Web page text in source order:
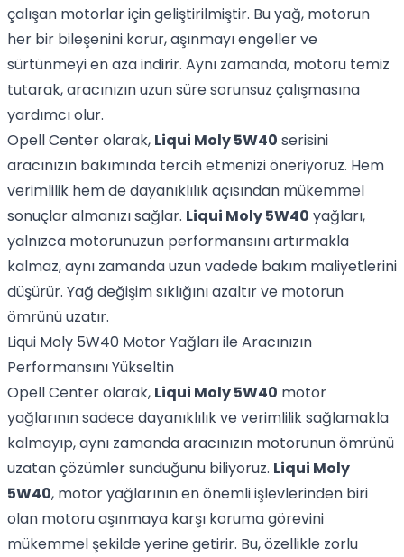
çalışan motorlar için geliştirilmiştir. Bu yağ, motorun
her bir bileşenini korur, aşınmayı engeller ve
sürtünmeyi en aza indirir. Aynı zamanda, motoru temiz
tutarak, aracınızın uzun süre sorunsuz çalışmasına
yardımcı olur.
Opell Center olarak, Liqui Moly 5W40 serisini
aracınızın bakımında tercih etmenizi öneriyoruz. Hem
verimlilik hem de dayanıklılık açısından mükemmel
sonuçlar almanızı sağlar. Liqui Moly 5W40 yağları,
yalnızca motorunuzun performansını artırmakla
kalmaz, aynı zamanda uzun vadede bakım maliyetlerini
düşürür. Yağ değişim sıklığını azaltır ve motorun
ömrünü uzatır.
Liqui Moly 5W40 Motor Yağları ile Aracınızın
Performansını Yükseltin
Opell Center olarak, Liqui Moly 5W40 motor
yağlarının sadece dayanıklılık ve verimlilik sağlamakla
kalmayıp, aynı zamanda aracınızın motorunun ömrünü
uzatan çözümler sunduğunu biliyoruz. Liqui Moly
5W40, motor yağlarının en önemli işlevlerinden biri
olan motoru aşınmaya karşı koruma görevini
mükemmel şekilde yerine getirir. Bu, özellikle zorlu